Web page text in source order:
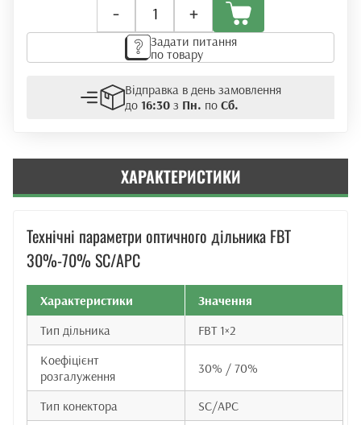
-
дільник
FBT
30%-70%
SC/APC
+
Задати питання
по товару
Відправка в день замовлення
до 16:30з Пн. по Сб.
ХАРАКТЕРИСТИКИ
Технічні параметри оптичного дільника FBT
30%-70% SC/APC
Характеристики
Значення
Тип дільника
FBT 1×2
Коефіцієнт
розгалуження
30% / 70%
Тип конектора
SC/APC